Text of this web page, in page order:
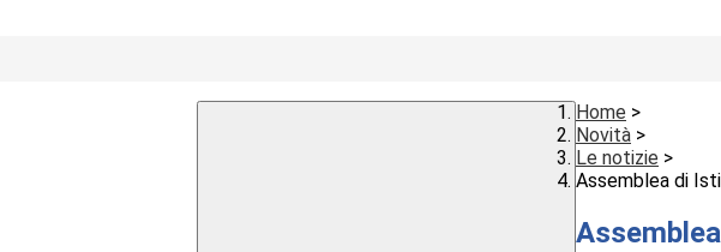
Home >
Novità >
Le notizie >
Assemblea di